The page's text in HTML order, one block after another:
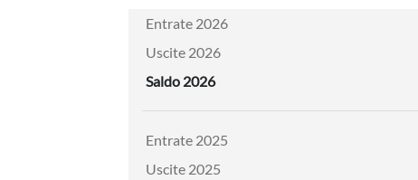
Entrate 2026
Uscite 2026
Saldo 2026
Entrate 2025
Uscite 2025